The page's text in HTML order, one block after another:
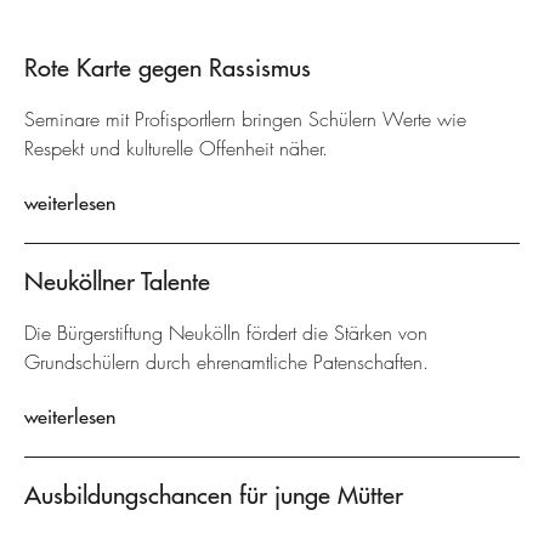
Rote Karte gegen Rassismus
Seminare mit Profisportlern bringen Schülern Werte wie
Respekt und kulturelle Offenheit näher.
weiterlesen
Neuköllner Talente
Die Bürgerstiftung Neukölln fördert die Stärken von
Grundschülern durch ehrenamtliche Patenschaften.
weiterlesen
Ausbildungschancen für junge Mütter